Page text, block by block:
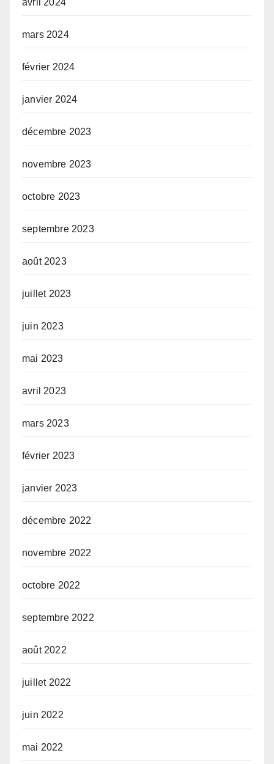
avril 2024
mars 2024
février 2024
janvier 2024
décembre 2023
novembre 2023
octobre 2023
septembre 2023
août 2023
juillet 2023
juin 2023
mai 2023
avril 2023
mars 2023
février 2023
janvier 2023
décembre 2022
novembre 2022
octobre 2022
septembre 2022
août 2022
juillet 2022
juin 2022
mai 2022